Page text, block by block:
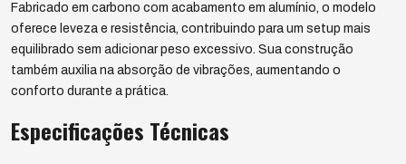
Fabricado em carbono com acabamento em alumínio, o modelo
oferece leveza e resistência, contribuindo para um setup mais
equilibrado sem adicionar peso excessivo. Sua construção
também auxilia na absorção de vibrações, aumentando o
conforto durante a prática.
Especificações Técnicas